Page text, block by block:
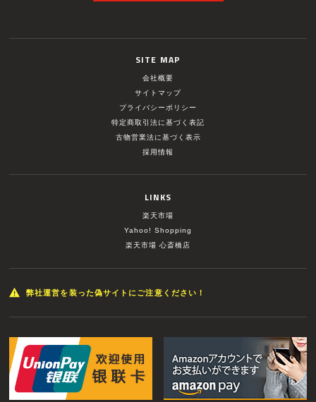
SITE MAP
会社概要
サイトマップ
プライバシーポリシー
特定商取引法に基づく表記
古物営業法に基づく表示
採用情報
LINKS
楽天市場
Yahoo! Shopping
楽天市場 心斎橋店
弊社運営を装った偽サイトにご注意ください！